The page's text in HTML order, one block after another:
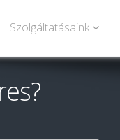
Szolgáltatásaink